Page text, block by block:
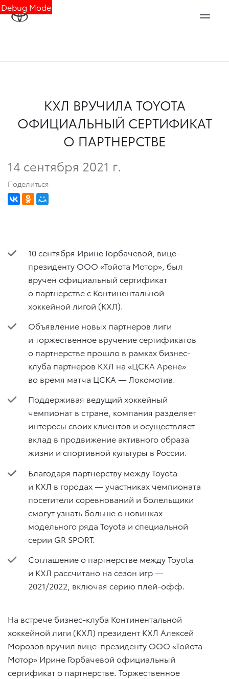
Debug Mode
КХЛ ВРУЧИЛА TOYOTA
ОФИЦИАЛЬНЫЙ СЕРТИФИКАТ
О ПАРТНЕРСТВЕ
14 сентября 2021 г.
Поделиться
10 сентября Ирине Горбачевой, вице-
президенту ООО «Тойота Мотор», был
вручен официальный сертификат
о партнерстве с Континентальной
хоккейной лигой (КХЛ).
Объявление новых партнеров лиги
и торжественное вручение сертификатов
о партнерстве прошло в рамках бизнес-
клуба партнеров КХЛ на «ЦСКА Арене»
во время матча ЦСКА — Локомотив.
Поддерживая ведущий хоккейный
чемпионат в стране, компания разделяет
интересы своих клиентов и осуществляет
вклад в продвижение активного образа
жизни и спортивной культуры в России.
Благодаря партнерству между Toyota
и КХЛ в городах — участниках чемпионата
посетители соревнований и болельщики
смогут узнать больше о новинках
модельного ряда Toyota и специальной
серии GR SPORT.
Соглашение о партнерстве между Toyota
и КХЛ рассчитано на сезон игр —
2021/2022, включая серию плей-офф.
На встрече бизнес-клуба Континентальной
хоккейной лиги (КХЛ) президент КХЛ Алексей
Морозов вручил вице-президенту ООО «Тойота
Мотор» Ирине Горбачевой официальный
сертификат о партнерстве. Торжественное